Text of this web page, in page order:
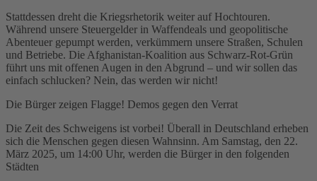
Stattdessen dreht die Kriegsrhetorik weiter auf Hochtouren.
Während unsere Steuergelder in Waffendeals und geopolitische
Abenteuer gepumpt werden, verkümmern unsere Straßen, Schulen
und Betriebe. Die Afghanistan-Koalition aus Schwarz-Rot-Grün
führt uns mit offenen Augen in den Abgrund – und wir sollen das
einfach schlucken? Nein, das werden wir nicht!
Die Bürger zeigen Flagge! Demos gegen den Verrat
Die Zeit des Schweigens ist vorbei! Überall in Deutschland erheben
sich die Menschen gegen diesen Wahnsinn. Am Samstag, den 22.
März 2025, um 14:00 Uhr, werden die Bürger in den folgenden
Städten